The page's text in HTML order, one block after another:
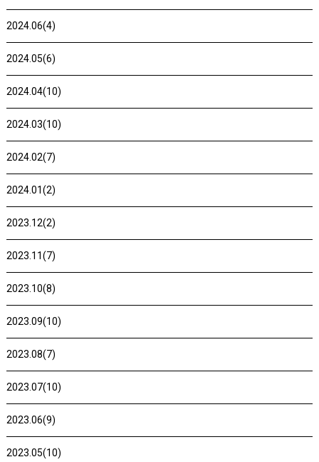
2024.06(4)
2024.05(6)
2024.04(10)
2024.03(10)
2024.02(7)
2024.01(2)
2023.12(2)
2023.11(7)
2023.10(8)
2023.09(10)
2023.08(7)
2023.07(10)
2023.06(9)
2023.05(10)